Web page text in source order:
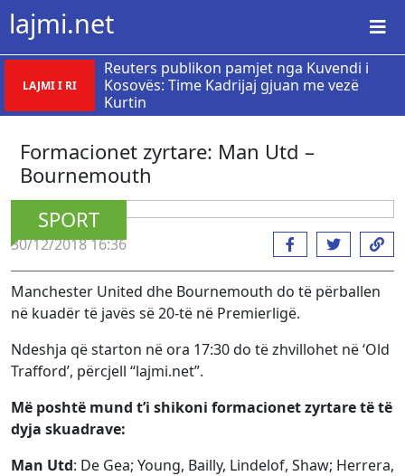
lajmi.net
LAJMI I RI
Reuters publikon pamjet nga Kuvendi i
Kosovës: Time Kadrijaj gjuan me vezë
Kurtin
Formacionet zyrtare: Man Utd –
Bournemouth
SPORT
30/12/2018 16:36
Manchester United dhe Bournemouth do të përballen
në kuadër të javës së 20-të në Premierligë.
Ndeshja që starton në ora 17:30 do të zhvillohet në ‘Old
Trafford’, përcjell “lajmi.net”.
Më poshtë mund t’i shikoni formacionet zyrtare të të
dyja skuadrave:
Man Utd: De Gea; Young, Bailly, Lindelof, Shaw; Herrera,